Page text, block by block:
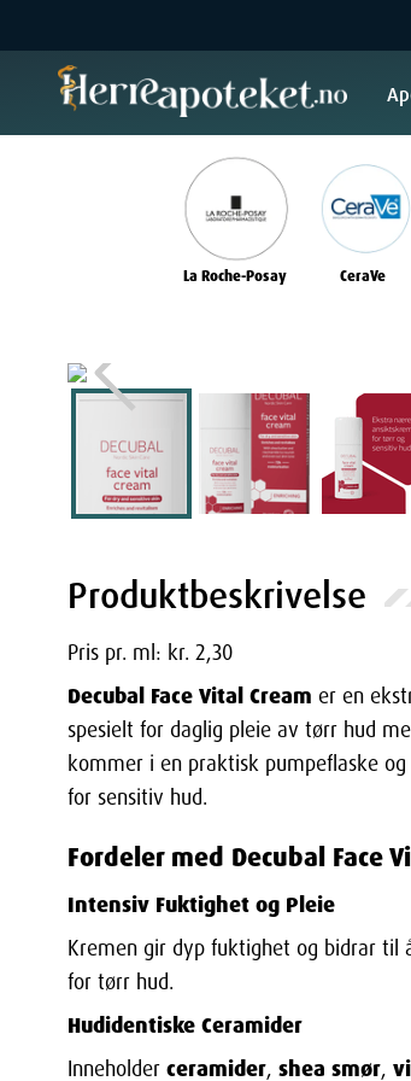
La Roche-Posay CeraVe
Produktbeskrivelse
Pris pr. ml: kr. 2,30
Decubal Face Vital Cream er en
spesielt for daglig pleie av tørr hud
kommer i en praktisk pumpeflaske
for sensitiv hud.
Fordeler med Decubal Face
Intensiv Fuktighet og Pleie
Kremen gir dyp fuktighet og bidrar til
for tørr hud.
Hudidentiske Ceramider
Inneholder ceramider, shea smør,